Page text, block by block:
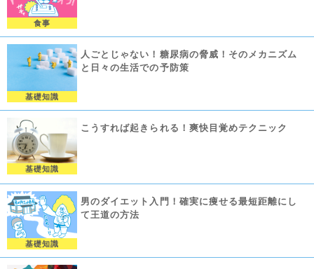
食事
基礎知識
人ごとじゃない！糖尿病の脅威！そのメカニズム
と日々の生活での予防策
基礎知識
こうすれば起きられる！爽快目覚めテクニック
基礎知識
男のダイエット入門！確実に痩せる最短距離にし
て王道の方法